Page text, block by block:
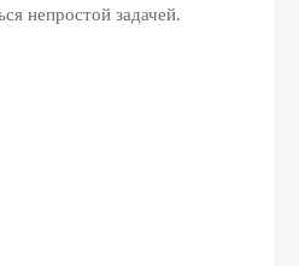
непростой задачей.